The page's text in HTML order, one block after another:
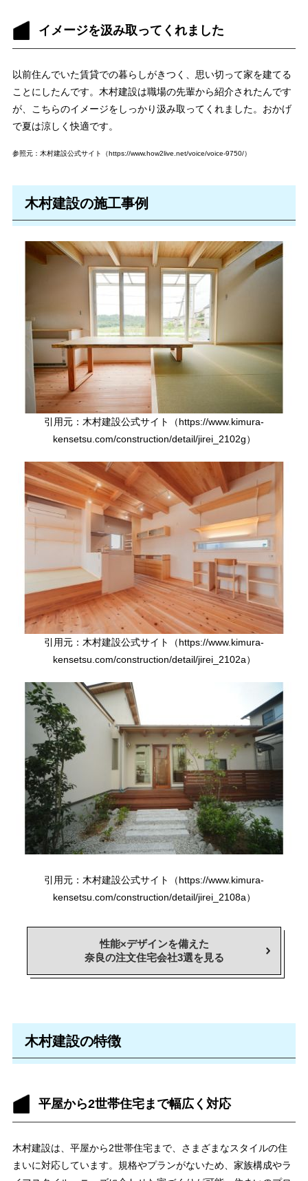
イメージを汲み取ってくれました
以前住んでいた賃貸での暮らしがきつく、思い切って家を建てる
ことにしたんです。木村建設は職場の先輩から紹介されたんです
が、こちらのイメージをしっかり汲み取ってくれました。おかげ
で夏は涼しく快適です。
参照元：⽊村建設公式サイト（https://www.how2live.net/voice/voice-9750/）
⽊村建設の施工事例
引用元：⽊村建設公式サイト（https://www.kimura-
kensetsu.com/construction/detail/jirei_2102g）
引用元：⽊村建設公式サイト（https://www.kimura-
kensetsu.com/construction/detail/jirei_2102a）
引用元：⽊村建設公式サイト（https://www.kimura-
kensetsu.com/construction/detail/jirei_2108a）
性能×デザインを備えた
奈良の注文住宅会社3選を見る
⽊村建設の特徴
平屋から2世帯住宅まで幅広く対応
木村建設は、平屋から2世帯住宅まで、さまざまなスタイルの住
まいに対応しています。規格やプランがないため、家族構成やラ